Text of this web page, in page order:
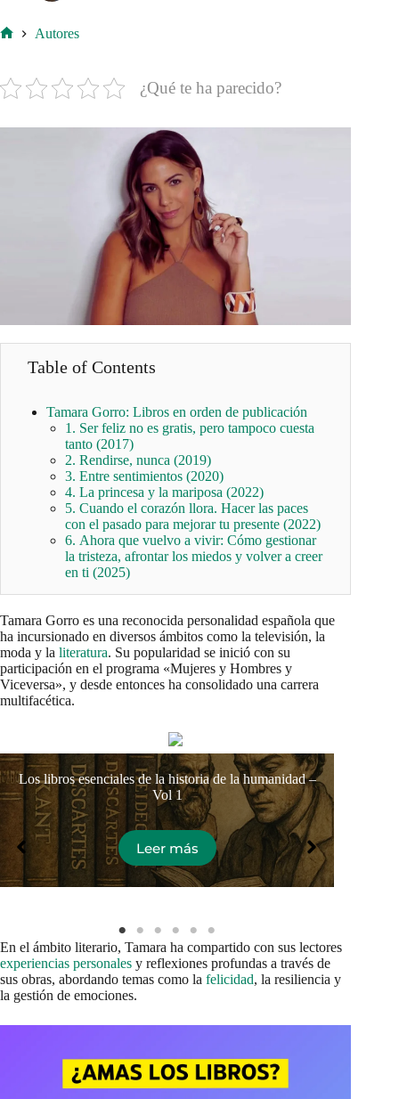
Autores
¿Qué te ha parecido?
Table of Contents
Tamara Gorro: Libros en orden de publicación
1. Ser feliz no es gratis, pero tampoco cuesta
tanto (2017)
2. Rendirse, nunca (2019)
3. Entre sentimientos (2020)
4. La princesa y la mariposa (2022)
5. Cuando el corazón llora. Hacer las paces
con el pasado para mejorar tu presente (2022)
6. Ahora que vuelvo a vivir: Cómo gestionar
la tristeza, afrontar los miedos y volver a creer
en ti (2025)
Tamara Gorro es una reconocida personalidad española que
ha incursionado en diversos ámbitos como la televisión, la
moda y la literatura. Su popularidad se inició con su
participación en el programa «Mujeres y Hombres y
Viceversa», y desde entonces ha consolidado una carrera
multifacética.
Los libros esenciales de la historia de la humanidad –
Vol 1
Leer más
En el ámbito literario, Tamara ha compartido con sus lectores
experiencias personales y reflexiones profundas a través de
sus obras, abordando temas como la felicidad, la resiliencia y
la gestión de emociones.